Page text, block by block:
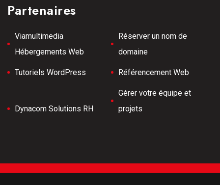
Partenaires
Viamultimedia
Hébergements Web
Réserver un nom de
domaine
Tutoriels WordPress Référencement Web
Dynacom Solutions RH
Gérer votre équipe et
projets